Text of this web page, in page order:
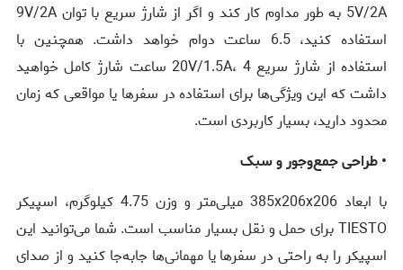
5V/2A به طور مداوم کار کند و اگر از شارژ سریع با توان 9V/2A
استفاده کنید، 6.5 ساعت دوام خواهد داشت. همچنین با
استفاده از شارژ سریع 20V/1.5A، 4 ساعت شارژ کامل خواهید
داشت که این ویژگی‌ها برای استفاده در سفرها یا مواقعی که زمان
محدود دارید، بسیار کاربردی است.
• طراحی جمع‌وجور و سبک
با ابعاد 385x206x206 میلی‌متر و وزن 4.75 کیلوگرم، اسپیکر
TIESTO برای حمل و نقل بسیار مناسب است. شما می‌توانید این
اسپیکر را به راحتی در سفرها یا مهمانی‌ها جابه‌جا کنید و از صدای